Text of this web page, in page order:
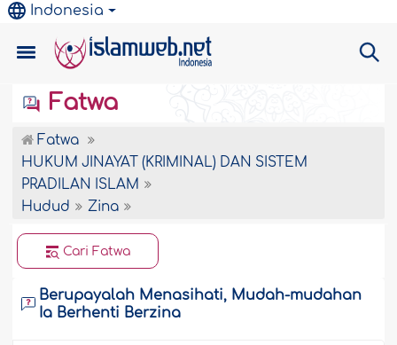
Indonesia
Fatwa
Fatwa
HUKUM JINAYAT (KRIMINAL) DAN SISTEM
PRADILAN ISLAM
Hudud
Zina
Cari Fatwa
Berupayalah Menasihati, Mudah-mudahan
Ia Berhenti Berzina